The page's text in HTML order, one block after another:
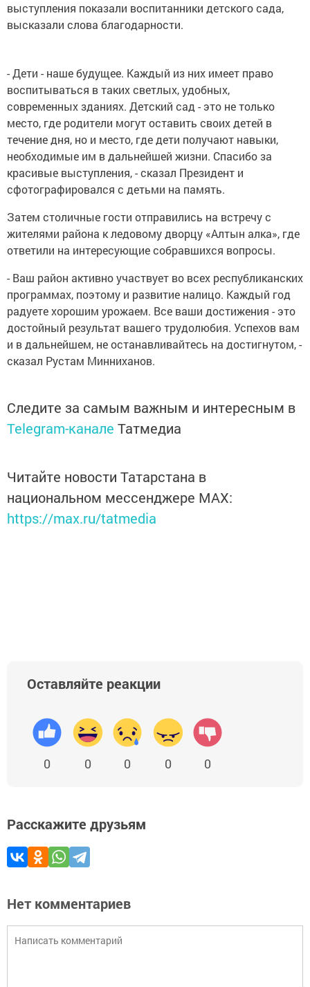
выступления показали воспитанники детского сада,
высказали слова благодарности.
- Дети - наше будущее. Каждый из них имеет право
воспитываться в таких светлых, удобных,
современных зданиях. Детский сад - это не только
место, где родители могут оставить своих детей в
течение дня, но и место, где дети получают навыки,
необходимые им в дальнейшей жизни. Спасибо за
красивые выступления, - сказал Президент и
сфотографировался с детьми на память.
Затем столичные гости отправились на встречу с
жителями района к ледовому дворцу «Алтын алка», где
ответили на интересующие собравшихся вопросы.
- Ваш район активно участвует во всех республиканских
программах, поэтому и развитие налицо. Каждый год
радуете хорошим урожаем. Все ваши достижения - это
достойный результат вашего трудолюбия. Успехов вам
и в дальнейшем, не останавливайтесь на достигнутом, -
сказал Рустам Минниханов.
Следите за самым важным и интересным в
Telegram-канале Татмедиа
Читайте новости Татарстана в
национальном мессенджере MАХ:
https://max.ru/tatmedia
Оставляйте реакции
0 0 0 0 0
Расскажите друзьям
Нет комментариев